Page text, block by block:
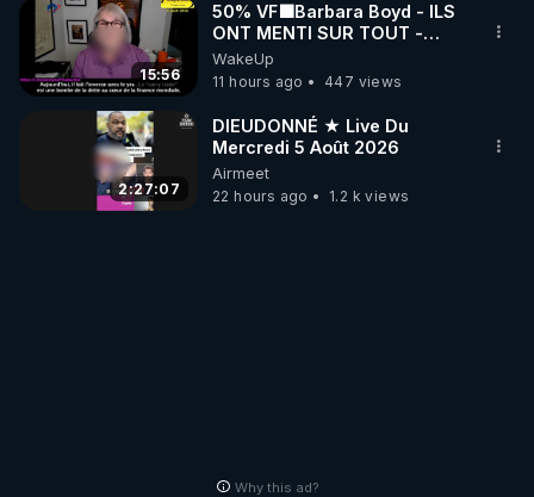
15:56
50% VF🟩Barbara Boyd - ILS
ONT MENTI SUR TOUT -
Jocelyne Traduction
WakeUp
11 hours ago
447 views
2:27:07
DIEUDONNÉ ★ Live Du
Mercredi 5 Août 2026
Airmeet
22 hours ago
1.2 k views
Why this ad?